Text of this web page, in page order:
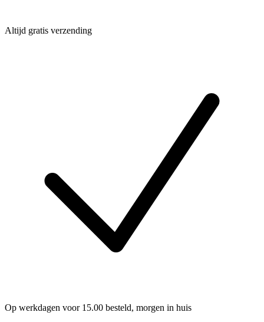
Altijd gratis verzending
Op werkdagen voor 15.00 besteld, morgen in huis